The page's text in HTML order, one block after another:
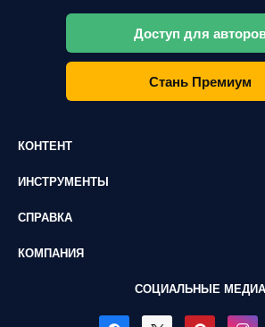
Доступ для
Стань Премиум
КОНТЕНТ
ИНСТРУМЕНТЫ
СПРАВКА
КОМПАНИЯ
СОЦИАЛЬНЫЕ МЕДИА